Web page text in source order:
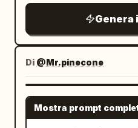
estetica streetwear
di moda di alto
texture dei tessuti
profondità di
ultra-dettagliato,
Genera
Di @Mr.pinecone
Mostra prompt